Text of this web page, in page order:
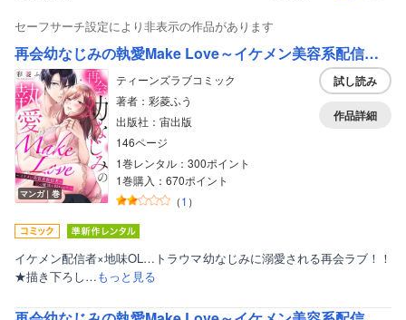
セーフサーチ設定により非表示の作品があります
再会幼なじみの執愛Make Love～イケメン美容系配信者の恋の魔法に囚われて～
マンガ｜巻
ティーンズラブコミック
著者：彩菱ふう
出版社：宙出版
146ページ
1巻レンタル：300ポイント
1巻購入：670ポイント
（1 ）
試し読み
作品詳細
イケメン配信者×地味OL…トラウマ幼なじみに溺愛される再会ラブ！！
★描き下ろし…もっと見る